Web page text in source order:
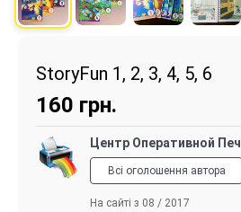
StoryFun 1, 2, 3, 4, 5, 6
160 грн.
Центр Оперативной
Всі оголошення автора
На сайті з 08 / 2017